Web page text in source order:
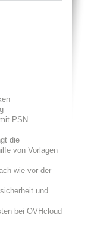
PSN
die
von Vorlagen
wie vor der
und
bei OVHcloud